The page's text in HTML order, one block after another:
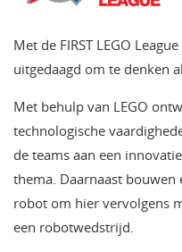
Met de FIRST LEGO
uitgedaagd om te denken
Met behulp van LEGO
technologische
de teams aan een
thema. Daarnaast
robot om hier vervolgens
een robotwedstrijd.